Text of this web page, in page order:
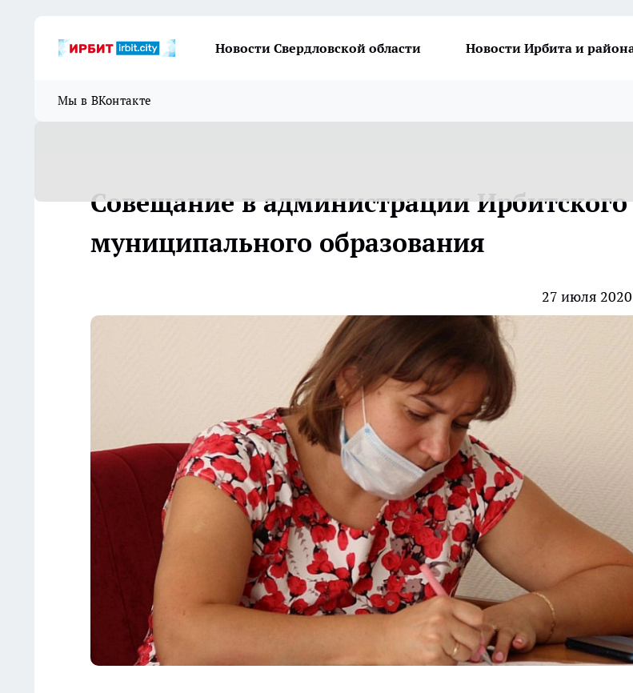
Новости Свердловской области Новости Ирбита и
Мы в ВКонтакте
Совещание в администрации Ирбитского
муниципального образования
27 июля 2020